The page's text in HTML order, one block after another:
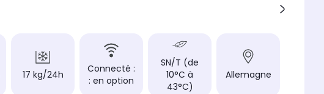
17 kg/24h
Connecté :
: en option
SN/T (de
10°C à
43°C)
Allemagne